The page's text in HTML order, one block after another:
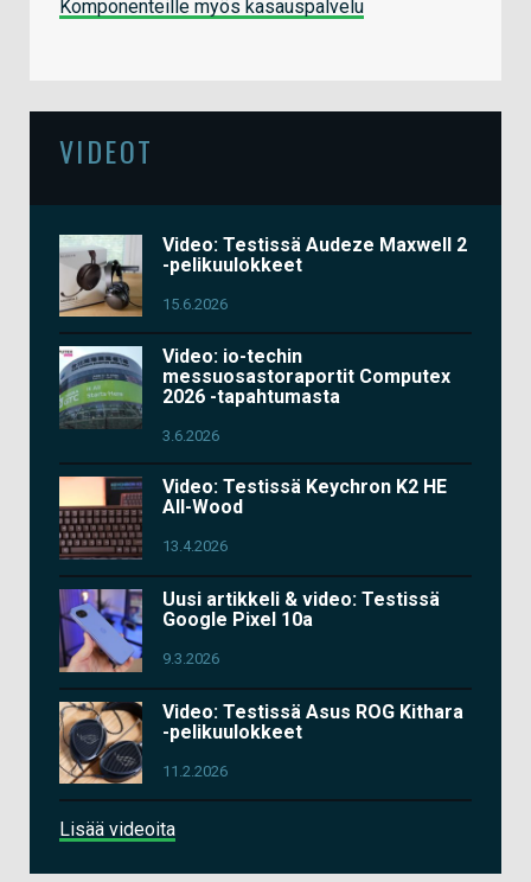
Komponenteille myös kasauspalvelu
VIDEOT
Video: Testissä Audeze Maxwell 2
-pelikuulokkeet
15.6.2026
Video: io-techin
messuosastoraportit Computex
2026 -tapahtumasta
3.6.2026
Video: Testissä Keychron K2 HE
All-Wood
13.4.2026
Uusi artikkeli & video: Testissä
Google Pixel 10a
9.3.2026
Video: Testissä Asus ROG Kithara
-pelikuulokkeet
11.2.2026
Lisää videoita